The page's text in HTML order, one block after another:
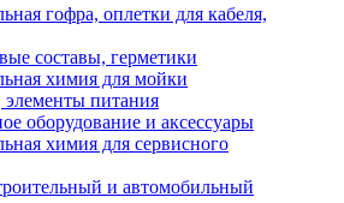
гофра, оплетки для кабеля,
составы, герметики
химия для мойки
элементы питания
оборудование и аксессуары
химия для сервисного
и автомобильный